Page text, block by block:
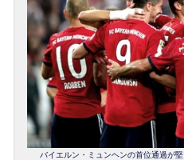
バイエルン・ミュンヘンの首位通過が